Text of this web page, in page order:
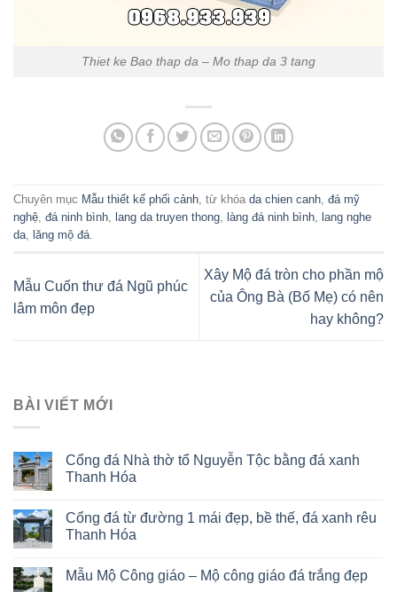
Thiet ke Bao thap da – Mo thap da 3 tang
Chuyên mục Mẫu thiết kế phối cảnh, từ khóa da chien canh, đá mỹ
nghệ, đá ninh bình, lang da truyen thong, làng đá ninh bình, lang nghe
da, lăng mộ đá.
Mẫu Cuốn thư đá Ngũ phúc
lâm môn đẹp
Xây Mộ đá tròn cho phần mộ
của Ông Bà (Bố Mẹ) có nên
hay không?
BÀI VIẾT MỚI
Cổng đá Nhà thờ tổ Nguyễn Tộc bằng đá xanh
Thanh Hóa
Cổng đá từ đường 1 mái đẹp, bề thế, đá xanh rêu
Thanh Hóa
Mẫu Mộ Công giáo – Mộ công giáo đá trắng đẹp